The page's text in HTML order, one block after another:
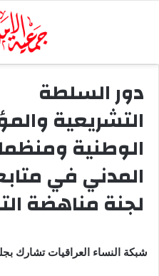
دور السلطة
التشريعية
الوطنية
المدني في
لجنة مناهضة
شبكة النساء العراقيات تشارك